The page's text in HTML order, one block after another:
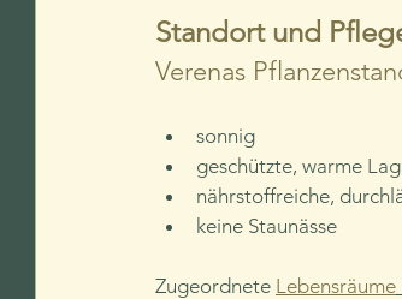
Standort und
Verenas
sonnig
geschützte, warme
nährstoffreiche,
keine Staunässe
Zugeordnete Lebensräume